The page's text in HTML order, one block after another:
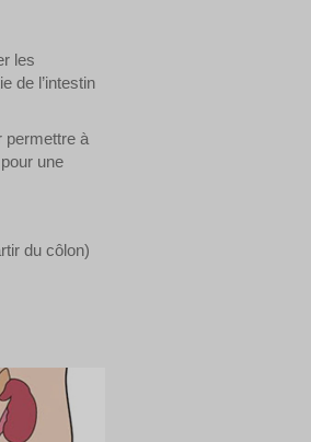
les
de l’intestin
permettre à
une
du côlon)